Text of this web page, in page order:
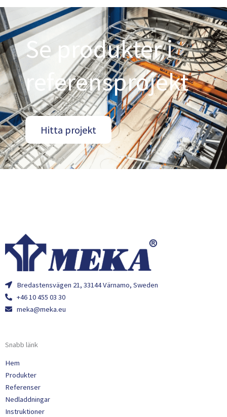
Se produkter i
referensprojekt
Hitta projekt
Bredastensvägen 21, 33144 Värnamo, Sweden
+46 10 455 03 30
meka@meka.eu
Snabb länk
Hem
Produkter
Referenser
Nedladdningar
Instruktioner